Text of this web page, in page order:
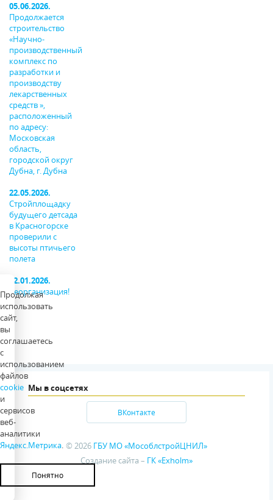
05.06.2026.
Продолжается
строительство
«Научно-
производственный
комплекс по
разработки и
производству
лекарственных
средств »,
расположенный
по адресу:
Московская
область,
городской округ
Дубна, г. Дубна
22.05.2026.
Стройплощадку
будущего детсада
в Красногорске
проверили с
высоты птичьего
полета
12.01.2026.
Реорганизация!
Мы в соцсетях
ВКонтакте
© 2026 ГБУ МО «МособлстройЦНИЛ»
Создание сайта – ГК «Exholm»
Продолжая
использовать
сайт,
вы
соглашаетесь
с
использованием
файлов
cookie
и
сервисов
веб-
аналитики
Яндекс.Метрика.
Понятно